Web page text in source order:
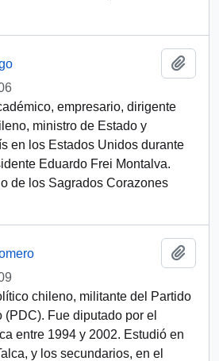
empresario, dirigente
ministro de Estado y
en los Estados Unidos durante
Eduardo Frei Montalva.
de los Sagrados Corazones
chileno, militante del Partido
(PDC). Fue diputado por el
entre 1994 y 2002. Estudió en
y los secundarios, en el